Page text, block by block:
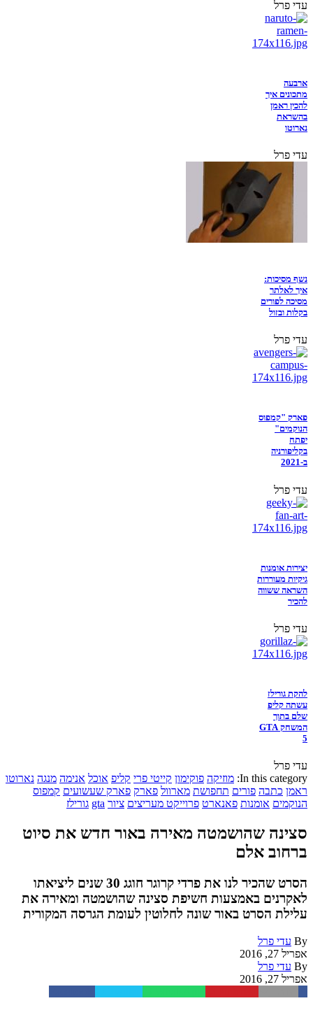
עדי פרל
ארבעה
מתכונים איך
להכין ראמן
בהשראת
נארוטו
עדי פרל
נשף מסיכות:
איך לאלתר
מסיכה לפורים
בקלות ובזול
עדי פרל
פארק "קמפוס
הנוקמים"
יפתח
בקליפורניה
ב-2021
עדי פרל
יצירות אומנות
גיקיות מעוררות
השראה ששווה
להכיר
עדי פרל
להקת גורילז
עשתה קליפ
שלם בתוך
המשחק GTA
5
עדי פרל
In this category: מוזיקה פוקימון קייטי פרי קליפ אוכל אנימה מנגה נארוטו
ראמן כתבה פורים תחפושת מארוול פארק פארק שעשועים קמפוס
הנוקמים אומנות פאנארט פרוייקט מעריצים ציור gta גורילז
סצינה שהושמטה מאירה באור חדש את סיוט
ברחוב אלם
הסרט שהכיר לנו את פרדי קרוגר חוגג 30 שנים ליציאתו
לאקרנים באמצעות חשיפת סצינה שהושמטה ומאירה את
עלילת הסרט באור שונה לחלוטין לעומת הגרסה המקורית
By עדי פרל
אפריל 27, 2016
By עדי פרל
אפריל 27, 2016